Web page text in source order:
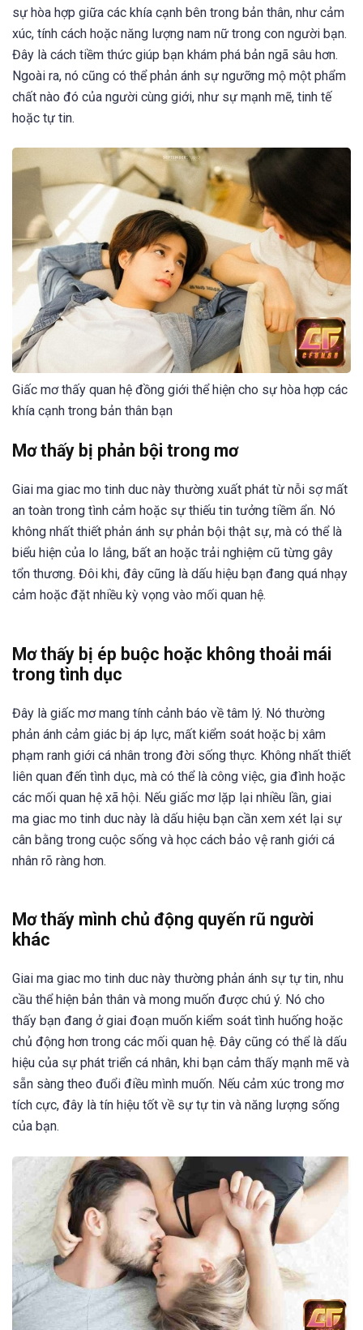
sự hòa hợp giữa các khía cạnh bên trong bản thân, như cảm
xúc, tính cách hoặc năng lượng nam nữ trong con người bạn.
Đây là cách tiềm thức giúp bạn khám phá bản ngã sâu hơn.
Ngoài ra, nó cũng có thể phản ánh sự ngưỡng mộ một phẩm
chất nào đó của người cùng giới, như sự mạnh mẽ, tinh tế
hoặc tự tin.
Giấc mơ thấy quan hệ đồng giới thể hiện cho sự hòa hợp các
khía cạnh trong bản thân bạn
Mơ thấy bị phản bội trong mơ
Giai ma giac mo tinh duc này thường xuất phát từ nỗi sợ mất
an toàn trong tình cảm hoặc sự thiếu tin tưởng tiềm ẩn. Nó
không nhất thiết phản ánh sự phản bội thật sự, mà có thể là
biểu hiện của lo lắng, bất an hoặc trải nghiệm cũ từng gây
tổn thương. Đôi khi, đây cũng là dấu hiệu bạn đang quá nhạy
cảm hoặc đặt nhiều kỳ vọng vào mối quan hệ.
Mơ thấy bị ép buộc hoặc không thoải mái
trong tình dục
Đây là giấc mơ mang tính cảnh báo về tâm lý. Nó thường
phản ánh cảm giác bị áp lực, mất kiểm soát hoặc bị xâm
phạm ranh giới cá nhân trong đời sống thực. Không nhất thiết
liên quan đến tình dục, mà có thể là công việc, gia đình hoặc
các mối quan hệ xã hội. Nếu giấc mơ lặp lại nhiều lần, giai
ma giac mo tinh duc này là dấu hiệu bạn cần xem xét lại sự
cân bằng trong cuộc sống và học cách bảo vệ ranh giới cá
nhân rõ ràng hơn.
Mơ thấy mình chủ động quyến rũ người
khác
Giai ma giac mo tinh duc này thường phản ánh sự tự tin, nhu
cầu thể hiện bản thân và mong muốn được chú ý. Nó cho
thấy bạn đang ở giai đoạn muốn kiểm soát tình huống hoặc
chủ động hơn trong các mối quan hệ. Đây cũng có thể là dấu
hiệu của sự phát triển cá nhân, khi bạn cảm thấy mạnh mẽ và
sẵn sàng theo đuổi điều mình muốn. Nếu cảm xúc trong mơ
tích cực, đây là tín hiệu tốt về sự tự tin và năng lượng sống
của bạn.